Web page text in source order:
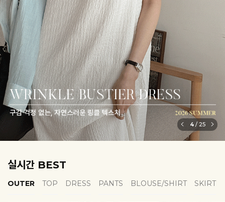
5/ 25
실시간 BEST
OUTER TOP DRESS PANTS BLOUSE/SHIRT SKIRT